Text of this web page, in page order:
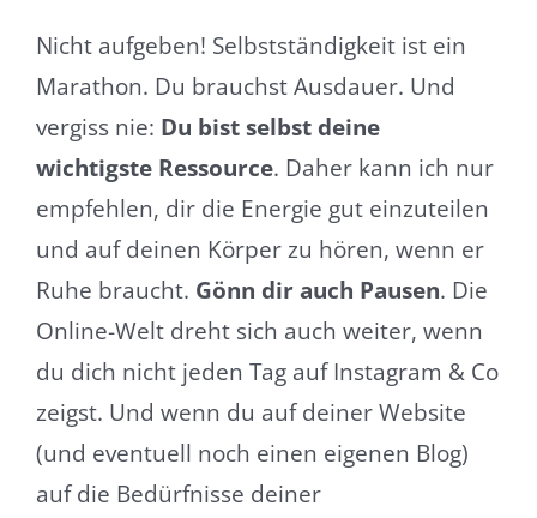
Nicht aufgeben! Selbstständigkeit ist ein
Marathon. Du brauchst Ausdauer. Und
vergiss nie: Du bist selbst deine
wichtigste Ressource. Daher kann ich nur
empfehlen, dir die Energie gut einzuteilen
und auf deinen Körper zu hören, wenn er
Ruhe braucht. Gönn dir auch Pausen. Die
Online-Welt dreht sich auch weiter, wenn
du dich nicht jeden Tag auf Instagram & Co
zeigst. Und wenn du auf deiner Website
(und eventuell noch einen eigenen Blog)
auf die Bedürfnisse deiner